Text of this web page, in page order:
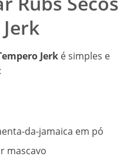
Jerk é simples e
da-jamaica em pó
mascavo